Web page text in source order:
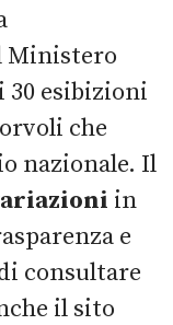
Ministero
30 esibizioni
che
nazionale. Il
in
e
consultare
il sito